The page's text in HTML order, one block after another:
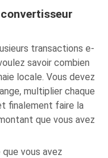
transactions e-
savoir combien
locale. Vous devez
multiplier chaque
finalement faire la
que vous avez
vous avez